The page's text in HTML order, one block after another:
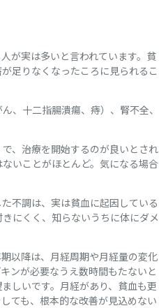
が実は多いと言われています。貧
足りなくなったころに見られるこ
、十二指腸潰瘍、痔）、腎不全、
、治療を開始するのが良いとされ
いことがほとんど。気になる場合
不調は、実は貧血に起因している
にくく、知らないうちに体にダメ
以降は、月経周期や月経量の変化
ンが必要なうえ数時間もたないと
しいです。月経があり、貧血も更
ても、根本的な改善が見込めない